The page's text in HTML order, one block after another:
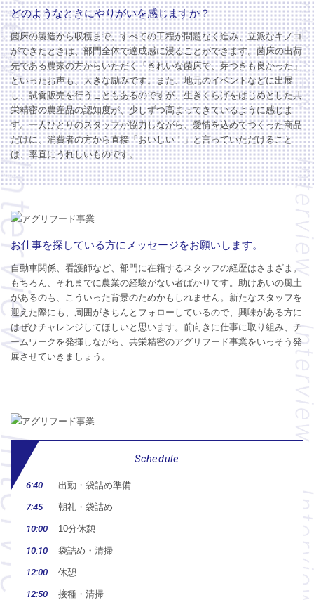
どのようなときにやりがいを感じますか？
菌床の製造から収穫まで、すべての工程が問題なく進み、立派なキノコ
ができたときは、部門全体で達成感に浸ることができます。菌床の出荷
先である農家の方からいただく「きれいな菌床で、芽つきも良かった」
といったお声も、大きな励みです。また、地元のイベントなどに出展
し、試食販売を行うこともあるのですが、生きくらげをはじめとした共
栄精密の農産品の認知度が、少しずつ高まってきているように感じま
す。一人ひとりのスタッフが協力しながら、愛情を込めてつくった商品
だけに、消費者の方から直接「おいしい！」と言っていただけること
は、率直にうれしいものです。
お仕事を探している方にメッセージをお願いします。
自動車関係、看護師など、部門に在籍するスタッフの経歴はさまざま。
もちろん、それまでに農業の経験がない者ばかりです。助けあいの風土
があるのも、こういった背景のためかもしれません。新たなスタッフを
迎えた際にも、周囲がきちんとフォローしているので、興味がある方に
はぜひチャレンジしてほしいと思います。前向きに仕事に取り組み、チ
ームワークを発揮しながら、共栄精密のアグリフード事業をいっそう発
展させていきましょう。
Schedule
6:40 出勤・袋詰め準備
7:45 朝礼・袋詰め
10:00 10分休憩
10:10 袋詰め・清掃
12:00 休憩
12:50 接種・清掃